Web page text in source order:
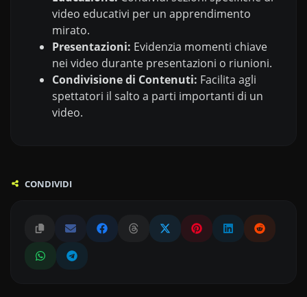
video educativi per un apprendimento
mirato.
Presentazioni: Evidenzia momenti chiave
nei video durante presentazioni o riunioni.
Condivisione di Contenuti: Facilita agli
spettatori il salto a parti importanti di un
video.
CONDIVIDI